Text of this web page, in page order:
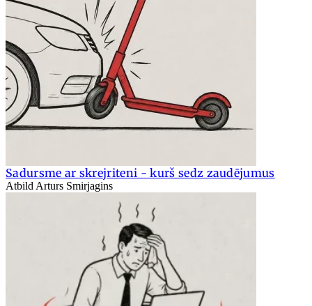
Sadursme ar skrejriteni - kurš sedz zaudējumus
Atbild Arturs Smirjagins